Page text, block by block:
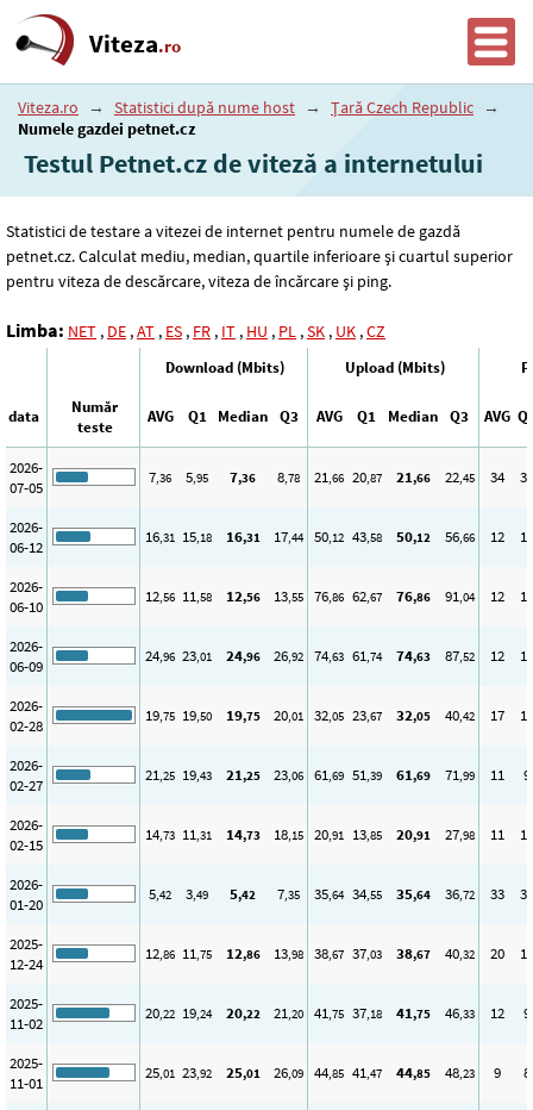
Viteza.ro
Viteza.ro → Statistici după nume host → Țară Czech Republic →
Numele gazdei petnet.cz
Testul Petnet.cz de viteză a internetului
Statistici de testare a vitezei de internet pentru numele de gazdă
petnet.cz. Calculat mediu, median, quartile inferioare și cuartul superior
pentru viteza de descărcare, viteza de încărcare și ping.
Limba: NET , DE ,AT , ES , FR , IT , HU , PL ,SK , UK ,CZ
Download (Mbits) Upload (Mbits)
data
Număr
teste
AVG Q1 Median Q3 AVG Q1 Median Q3 AVG
2026-
07-05
7,36 5,95 7,36 8,78 21,66 20,87 21,66 22,45 34 31
2026-
06-12
16,31 15,18 16,31 17,44 50,12 43,58 50,12 56,66 12 10
2026-
06-10
12,56 11,58 12,56 13,55 76,86 62,67 76,86 91,04 12 11
2026-
06-09
24,96 23,01 24,96 26,92 74,63 61,74 74,63 87,52 12 10
2026-
02-28
19,75 19,50 19,75 20,01 32,05 23,67 32,05 40,42 17 17
2026-
02-27
21,25 19,43 21,25 23,06 61,69 51,39 61,69 71,99 11 9
2026-
02-15
14,73 11,31 14,73 18,15 20,91 13,85 20,91 27,98 11 11
2026-
01-20
5,42 3,49 5,42 7,35 35,64 34,55 35,64 36,72 33 30
2025-
12-24
12,86 11,75 12,86 13,98 38,67 37,03 38,67 40,32 20 16
2025-
11-02
20,22 19,24 20,22 21,20 41,75 37,18 41,75 46,33 12 9
2025-
11-01
25,01 23,92 25,01 26,09 44,85 41,47 44,85 48,23 9 8